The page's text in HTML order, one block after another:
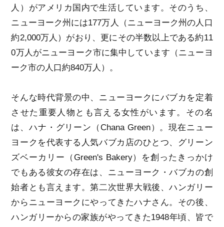
人）がアメリカ国内で生活しています。そのうち、
ニューヨーク州には177万人（ニューヨーク州の人口
約2,000万人）がおり、更にその半数以上である約11
0万人がニューヨーク市に集中しています（ニューヨ
ーク市の人口約840万人）。
そんな時代背景の中、ニューヨークにバブカを定着
させた重要人物とも言える女性がいます。その名
は、ハナ・グリーン（Chana Green）。現在ニュー
ヨークを代表する人気バブカ店のひとつ、グリーン
ズベーカリー（Green's Bakery）を創ったきっかけ
でもある彼女の存在は、ニューヨーク・バブカの創
始者とも言えます。第二次世界大戦後、ハンガリー
からニューヨークにやってきたハナさん。その後、
ハンガリーからの家族がやってきた1948年頃、皆で